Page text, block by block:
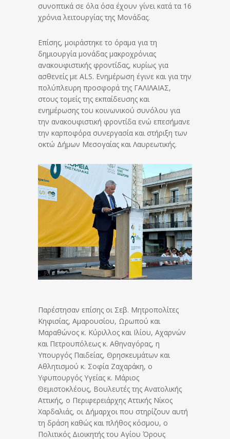
συνοπτικά σε όλα όσα έχουν γίνει κατά τα 16
χρόνια λειτουργίας της Μονάδας.
Επίσης, μοιράστηκε το όραμα για τη
δημιουργία μονάδας μακροχρόνιας
ανακουφιστικής φροντίδας, κυρίως για
ασθενείς με ALS. Ενημέρωση έγινε και για την
πολύπλευρη προσφορά της ΓΑΛΙΛΑΙΑΣ,
στους τομείς της εκπαίδευσης και
ενημέρωσης του κοινωνικού συνόλου για
την ανακουφιστική φροντίδα ενώ επεσήμανε
την καρποφόρα συνεργασία και στήριξη των
οκτώ Δήμων Μεσογαίας και Λαυρεωτικής.
Παρέστησαν επίσης οι Σεβ. Μητροπολίτες
Κηφισίας, Αμαρουσίου, Ωρωπού και
Μαραθώνος κ. Κύριλλος και Ιλίου, Αχαρνών
και Πετρουπόλεως κ. Αθηναγόρας, η
Υπουργός Παιδείας, Θρησκευμάτων και
Αθλητισμού κ. Σοφία Ζαχαράκη, ο
Υφυπουργός Υγείας κ. Μάριος
Θεμιστοκλέους, Βουλευτές της Ανατολικής
Αττικής, o Περιφερειάρχης Αττικής Νίκος
Χαρδαλιάς, οι Δήμαρχοι που στηρίζουν αυτή
τη δράση καθώς και πλήθος κόσμου, o
Πολιτικός Διοικητής του Αγίου Όρους